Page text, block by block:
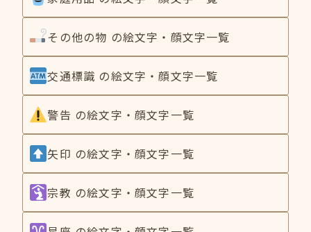
その他の物 の絵文字・顔文字一覧
交通標識 の絵文字・顔文字一覧
警告 の絵文字・顔文字一覧
矢印 の絵文字・顔文字一覧
宗教 の絵文字・顔文字一覧